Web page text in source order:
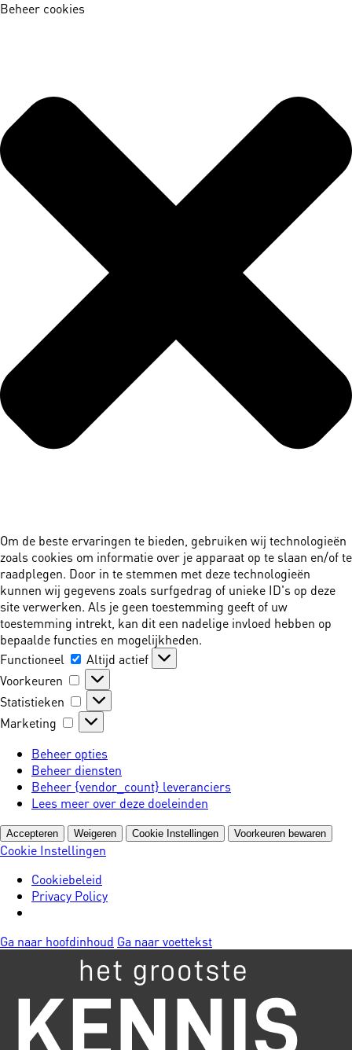
Beheer cookies
Om de beste ervaringen te bieden, gebruiken wij technologieën
zoals cookies om informatie over je apparaat op te slaan en/of te
raadplegen. Door in te stemmen met deze technologieën
kunnen wij gegevens zoals surfgedrag of unieke ID's op deze
site verwerken. Als je geen toestemming geeft of uw
toestemming intrekt, kan dit een nadelige invloed hebben op
bepaalde functies en mogelijkheden.
Functioneel
Functioneel
Altijd actief
Voorkeuren
Voorkeuren
Statistieken
Statistieken
Marketing
Marketing
Beheer opties
Beheer diensten
Beheer {vendor_count} leveranciers
Lees meer over deze doeleinden
Accepteren Weigeren Cookie Instellingen Voorkeuren bewaren
Cookie Instellingen
Cookiebeleid
Privacy Policy
Ga naar hoofdinhoud Ga naar voettekst